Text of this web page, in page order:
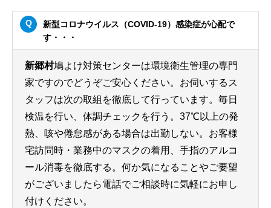
新型コロナウイルス（COVID-19）感染症が心配で
す・・・
新郷村鳩よけ対策センターは環境衛生管理の専門
家ですのでどうぞご安心ください。お伺いするス
タッフは次の取組を徹底して行っています。毎日
検温を行い、体調チェックを行う。37℃以上の発
熱、咳や倦怠感がある場合は出勤しない。お客様
宅訪問時・業務中のマスクの着用、手指のアルコ
ール消毒を徹底する。何か気になることやご要望
がございましたら電話でご相談時に気軽にお申し
付けください。